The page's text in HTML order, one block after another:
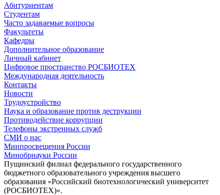
Абитуриентам
Студентам
Часто задаваемые вопросы
Факультеты
Кафедры
Дополнительное образование
Личный кабинет
Цифровое пространство РОСБИОТЕХ
Международная деятельность
Контакты
Новости
Трудоустройство
Наука и образование против деструкции
Противодействие коррупции
Телефоны экстренных служб
СМИ о нас
Минпросвещения России
Минобрнауки России
Пущинский филиал федерального государственного
бюджетного образовательного учреждения высшего
образования «Российский биотехнологический университет
(РОСБИОТЕХ)».